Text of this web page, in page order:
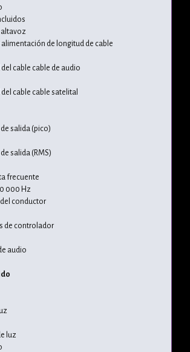
alimentación de longitud de cable
del cable cable de audio
del cable cable satelital
de salida (pico)
salida (RMS)
frecuente
000 Hz
conductor
de controlador
audio
luz